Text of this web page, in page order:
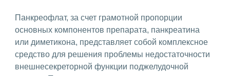
Панкреофлат, за счет грамотной пропорции
основных компонентов препарата, панкреатина
или диметикона, представляет собой комплексное
средство для решения проблемы недостаточности
внешнесекреторной функции поджелудочной